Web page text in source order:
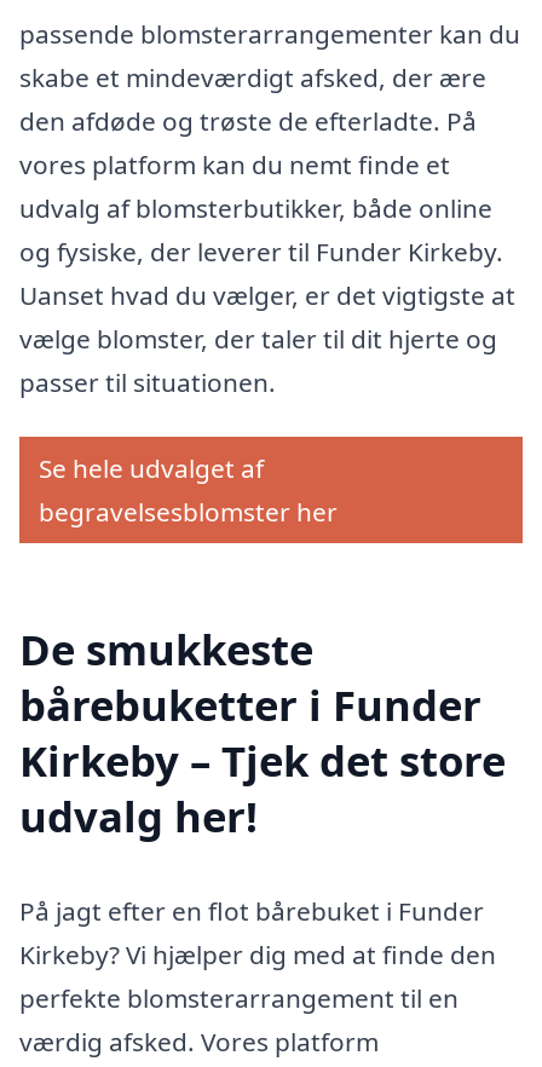
passende blomsterarrangementer kan du
skabe et mindeværdigt afsked, der ære
den afdøde og trøste de efterladte. På
vores platform kan du nemt finde et
udvalg af blomsterbutikker, både online
og fysiske, der leverer til Funder Kirkeby.
Uanset hvad du vælger, er det vigtigste at
vælge blomster, der taler til dit hjerte og
passer til situationen.
Se hele udvalget af
begravelsesblomster her
De smukkeste
bårebuketter i Funder
Kirkeby – Tjek det store
udvalg her!
På jagt efter en flot bårebuket i Funder
Kirkeby? Vi hjælper dig med at finde den
perfekte blomsterarrangement til en
værdig afsked. Vores platform